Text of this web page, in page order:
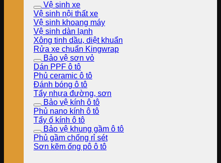
Vệ sinh xe
Vệ sinh nội thất xe
Vệ sinh khoang máy
Vệ sinh dàn lạnh
Xông tinh dầu, diệt khuẩn
Rửa xe chuẩn Kingwrap
Bảo vệ sơn vỏ
Dán PPF ô tô
Phủ ceramic ô tô
Đánh bóng ô tô
Tẩy nhựa đường, sơn
Bảo vệ kính ô tô
Phủ nano kính ô tô
Tẩy ố kính ô tô
Bảo vệ khung gầm ô tô
Phủ gầm chống rỉ sét
Sơn kẽm ống pô ô tô